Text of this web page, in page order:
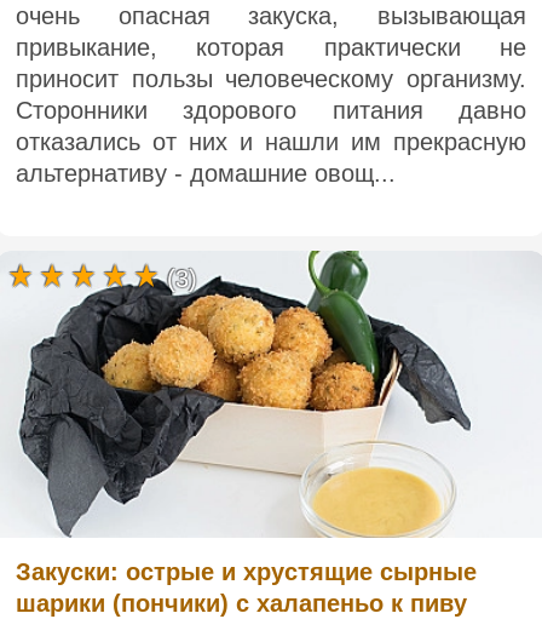
очень опасная закуска, вызывающая
привыкание, которая практически не
приносит пользы человеческому организму.
Сторонники здорового питания давно
отказались от них и нашли им прекрасную
альтернативу - домашние овощ...
Закуски: острые и хрустящие сырные
шарики (пончики) с халапеньо к пиву
(3)